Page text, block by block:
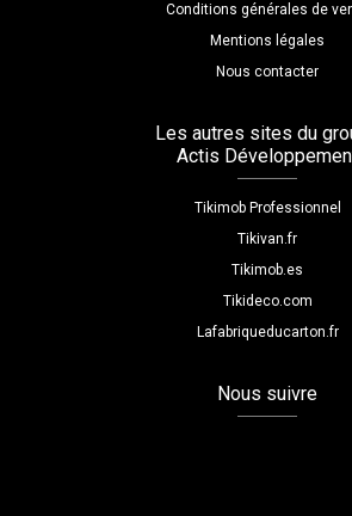
Conditions générales de
Mentions légales
Nous contacter
Les autres sites du
Actis
Tikimob Professionnel
Tikivan.fr
Tikimob.es
Tikideco.com
Lafabriqueducarton.fr
Nous suivre